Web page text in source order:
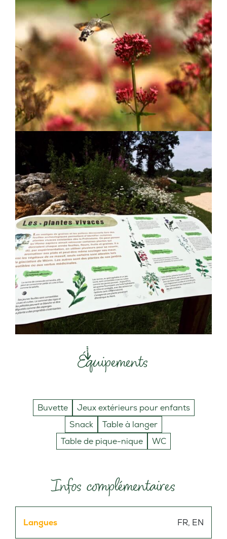
Équipements
Buvette
Jeux extérieurs pour enfants
Snack
Table à langer
Table de pique-nique
WC
Infos complémentaires
Langues FR, EN